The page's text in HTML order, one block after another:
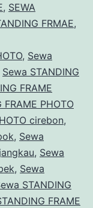
, SEWA
FRMAE,
, Sewa
Sewa STANDING
FRAME
FRAME PHOTO
cirebon,
, Sewa
, Sewa
, Sewa
STANDING
FRAME